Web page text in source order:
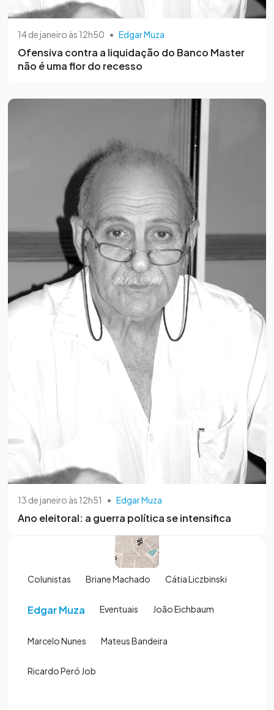
14 de janeiro às 12h50 • Edgar Muza
Ofensiva contra a liquidação do Banco Master
não é uma flor do recesso
13 de janeiro às 12h51 • Edgar Muza
Ano eleitoral: a guerra política se intensifica
Colunistas Briane Machado Cátia Liczbinski
Edgar Muza Eventuais João Eichbaum
Marcelo Nunes Mateus Bandeira
Ricardo Peró Job